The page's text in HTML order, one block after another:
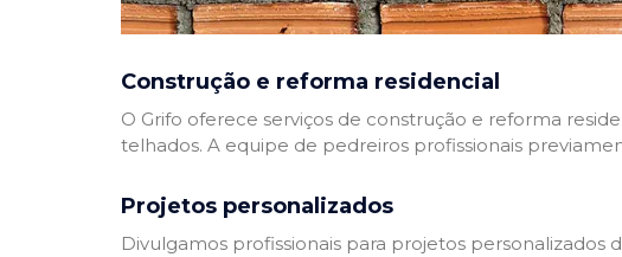
Construção e reforma residencial
O Grifo oferece serviços de construção e reforma
telhados. A equipe de pedreiros profissionais
Projetos personalizados
Divulgamos profissionais para projetos